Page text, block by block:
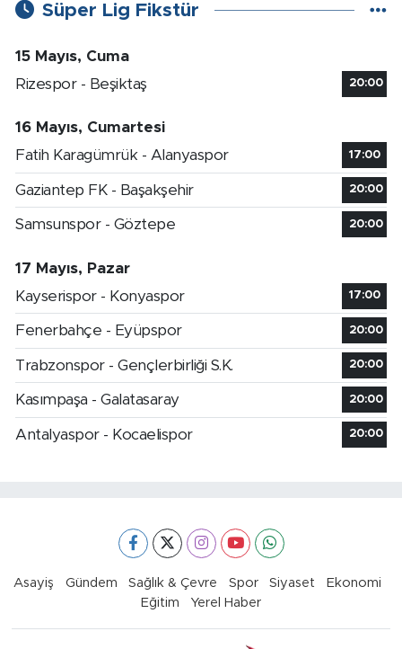
Süper Lig Fikstür
15 Mayıs, Cuma
Rizespor - Beşiktaş
20:00
16 Mayıs, Cumartesi
Fatih Karagümrük - Alanyaspor
17:00
Gaziantep FK - Başakşehir 20:00
Samsunspor - Göztepe 20:00
17 Mayıs, Pazar
Kayserispor - Konyaspor
17:00
Fenerbahçe - Eyüpspor 20:00
Trabzonspor - Gençlerbirliği S.K. 20:00
Kasımpaşa - Galatasaray 20:00
Antalyaspor - Kocaelispor 20:00
Asayiş Gündem Sağlık & Çevre Spor Siyaset
Ekonomi
Eğitim
Yerel Haber